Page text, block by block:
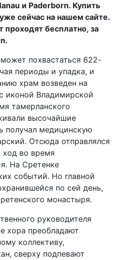
и Paderborn. Купить
сейчас на нашем сайте.
проходят бесплатно, за
похвастаться 622-
периоды и упадка, и
храм возведен на
иконой Владимирской
тамерланского
высочайшие
получал медицинскую
Отсюда отправлялся
ход во время
На Сретенке
событий. Но главной
по сей день,
монастыря.
руководителя
хора преобладают
коллективу,
сверху подпевают